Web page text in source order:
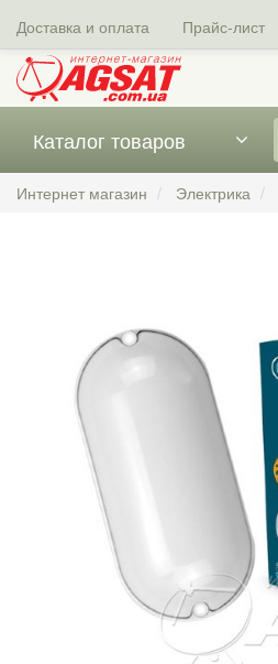
Доставка и оплата Прайс-лист
Каталог товаров
Интернет магазин Электрика